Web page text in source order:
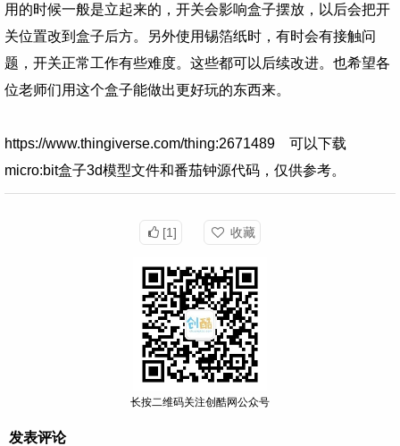
用的时候一般是立起来的，开关会影响盒子摆放，以后会把开
关位置改到盒子后方。另外使用锡箔纸时，有时会有接触问
题，开关正常工作有些难度。这些都可以后续改进。也希望各
位老师们用这个盒子能做出更好玩的东西来。
https://www.thingiverse.com/thing:2671489 可以下载
micro:bit盒子3d模型文件和番茄钟源代码，仅供参考。
[1] 收藏
长按二维码关注创酷网公众号
发表评论